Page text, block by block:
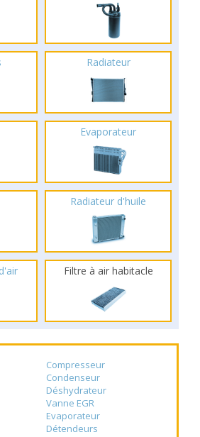
Radiateur
Evaporateur
Radiateur d'huile
Filtre à air habitacle
Compresseur
Condenseur
Déshydrateur
Vanne EGR
Evaporateur
Détendeurs